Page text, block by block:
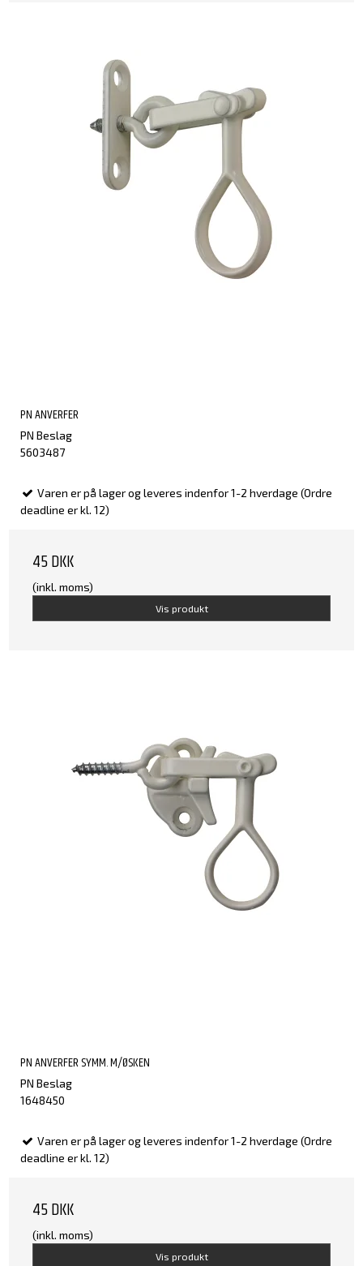
PN ANVERFER
PN Beslag
5603487
Varen er på lager og leveres indenfor 1-2 hverdage (Ordre
deadline er kl. 12)
45 DKK
(inkl. moms)
Vis produkt
PN ANVERFER SYMM. M/ØSKEN
PN Beslag
1648450
Varen er på lager og leveres indenfor 1-2 hverdage (Ordre
deadline er kl. 12)
45 DKK
(inkl. moms)
Vis produkt